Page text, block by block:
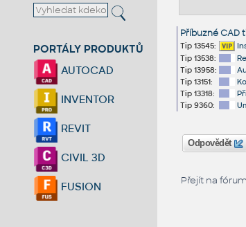
PORTÁLY PRODUKTŮ
AUTOCAD
INVENTOR
REVIT
CIVIL 3D
FUSION
Příbuzné CAD
Tip 13545:
Tip 13538:
Tip 13958:
Tip 13151:
Tip 13318:
Tip 9360:
Odpovědět
Přejít na fórum